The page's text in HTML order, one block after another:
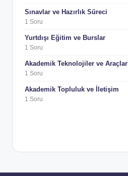
Sınavlar ve Hazırlık Süreci
1 Soru
Yurtdışı Eğitim ve Burslar
1 Soru
Akademik Teknolojiler ve Araçlar
1 Soru
Akademik Topluluk ve İletişim
1 Soru